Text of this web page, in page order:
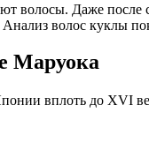
волосы. Даже
волос куклы
Маруока
вплоть до XVI